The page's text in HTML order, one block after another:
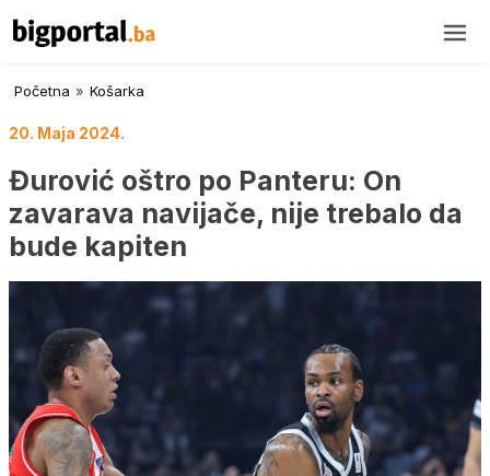
Početna » Košarka
20. Maja 2024.
Đurović oštro po Panteru: On
zavarava navijače, nije trebalo da
bude kapiten